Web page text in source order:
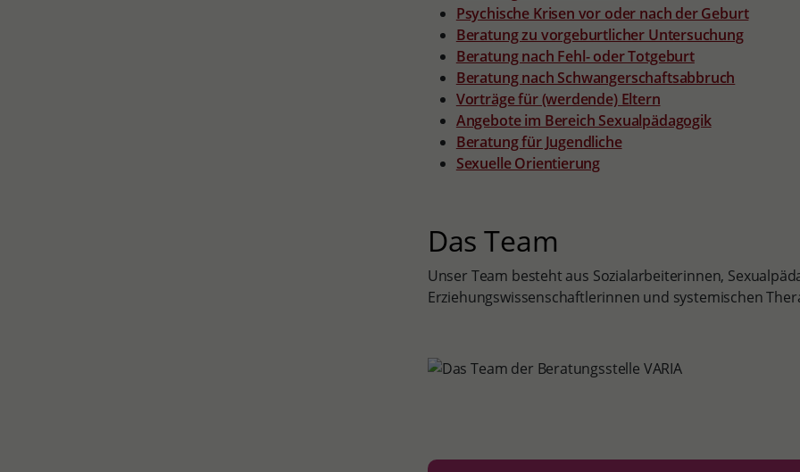
Psychische Krisen vor oder nach der Geburt
Beratung zu vorgeburtlicher Untersuchung
Beratung nach Fehl- oder Totgeburt
Beratung nach Schwangerschaftsabbruch
Vorträge für (werdende) Eltern
Angebote im Bereich Sexualpädagogik
Beratung für Jugendliche
Sexuelle Orientierung
Das Team
Unser Team besteht aus Sozialarbeiterinnen,
Erziehungswissenschaftlerinnen und systemischen